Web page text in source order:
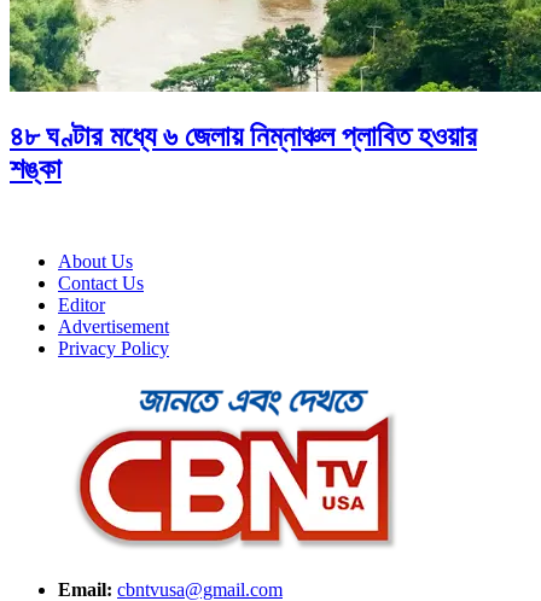
৪৮ ঘণ্টার মধ্যে ৬ জেলায় নিম্নাঞ্চল প্লাবিত হওয়ার
শঙ্কা
About Us
Contact Us
Editor
Advertisement
Privacy Policy
Email: cbntvusa@gmail.com